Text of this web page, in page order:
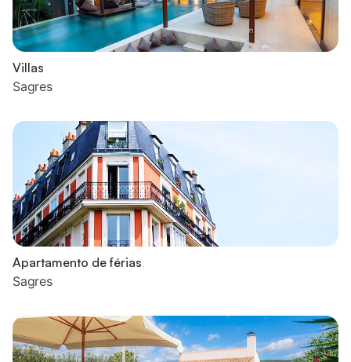
Villas
Sagres
Apartamento de férias
Sagres